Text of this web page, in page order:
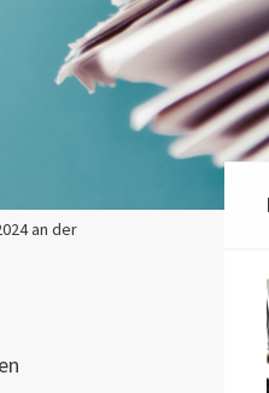
an der